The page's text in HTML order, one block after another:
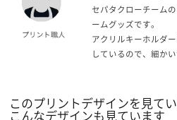
セパタクローチーム
ームグッズです。
アクリルキーホルダ
しているので、細か
このプリントデザインを見てい
こんなデザインも見ています